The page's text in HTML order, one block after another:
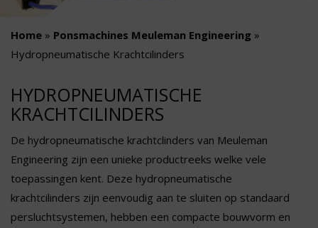
Home » Ponsmachines Meuleman Engineering »
Hydropneumatische Krachtcilinders
HYDROPNEUMATISCHE
KRACHTCILINDERS
De hydropneumatische krachtclinders van Meuleman
Engineering zijn een unieke productreeks welke vele
toepassingen kent. Deze hydropneumatische
krachtcilinders zijn eenvoudig aan te sluiten op standaard
persluchtsystemen, hebben een compacte bouwvorm en